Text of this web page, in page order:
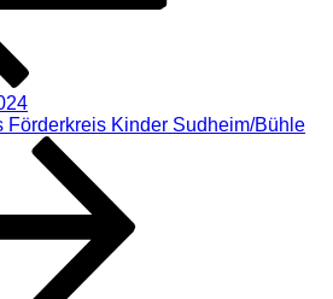
Förderkreis Kinder Sudheim/Bühle